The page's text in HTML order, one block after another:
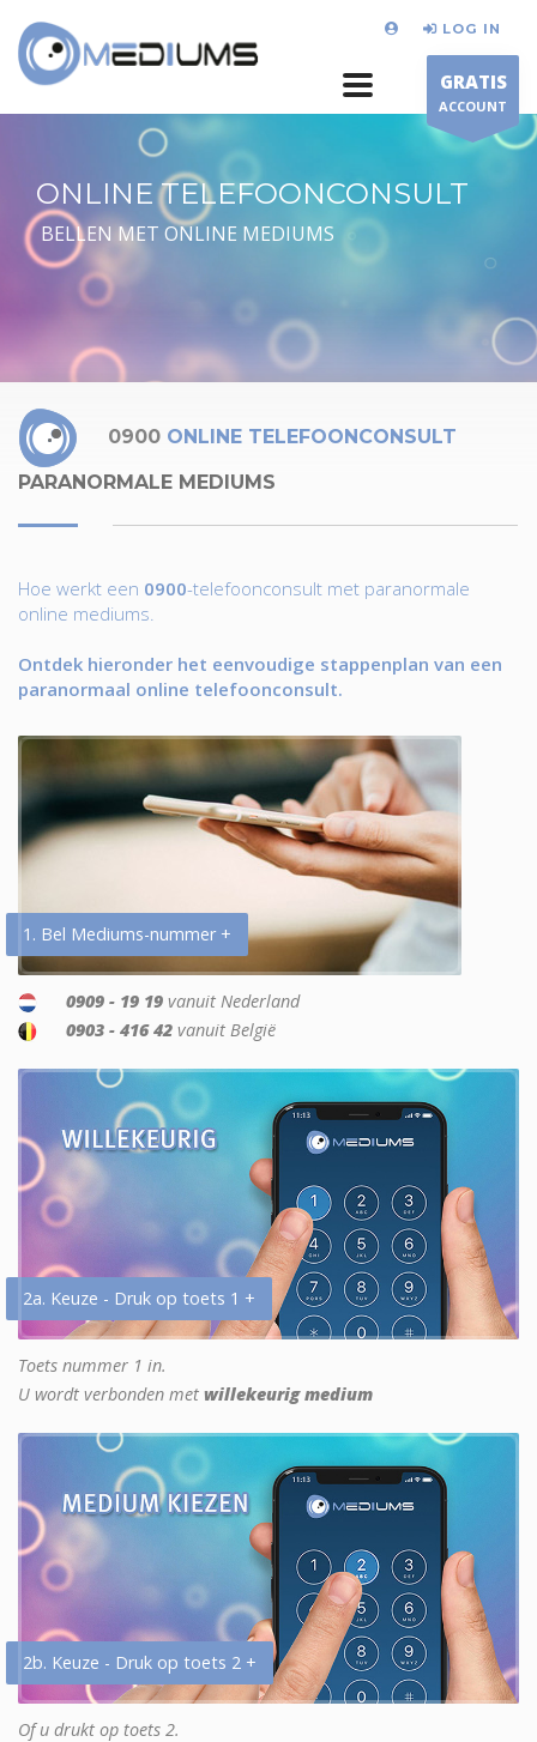
LOG IN
GRATIS
ACCOUNT
ONLINE TELEFOONCONSULT
BELLEN MET ONLINE MEDIUMS
0900 ONLINE TELEFOONCONSULT
PARANORMALE MEDIUMS
Hoe werkt een 0900-telefoonconsult met paranormale
online mediums.
Ontdek hieronder het eenvoudige stappenplan van een
paranormaal online telefoonconsult.
1. Bel Mediums-nummer +
0909 - 19 19 vanuit Nederland
0903 - 416 42 vanuit België
2a. Keuze - Druk op toets 1 +
Toets nummer 1 in.
U wordt verbonden met willekeurig medium
2b. Keuze - Druk op toets 2 +
Of u drukt op toets 2.